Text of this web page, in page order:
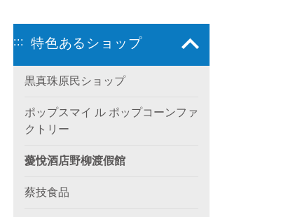
::: 特色あるショップ
黒真珠原民ショップ
ポップスマイ ル ポップコーンファ
クトリー
薆悅酒店野柳渡假館
蔡技食品